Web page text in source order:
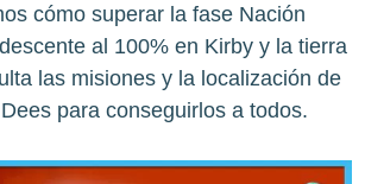
cómo superar la fase Nación
al 100% en Kirby y la tierra
las misiones y la localización de
para conseguirlos a todos.